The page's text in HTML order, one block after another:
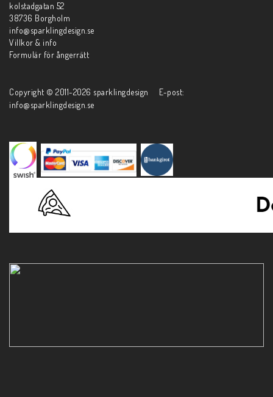
kolstadgatan 52
38736 Borgholm
info@sparklingdesign.se
Villkor & info
Formulär för ångerrätt
Copyright © 2011-2026 sparklingdesign E-post:
info@sparklingdesign.se